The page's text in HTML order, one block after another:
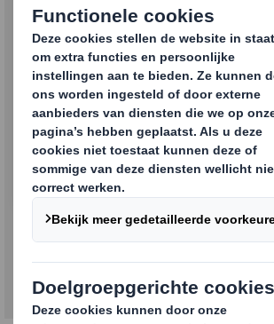
Industriele verpakkingen